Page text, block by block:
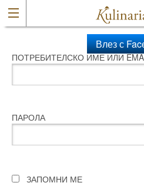
Влез с
ПОТРЕБИТЕЛСКО ИМЕ ИЛИ
ПАРОЛА
ЗАПОМНИ МЕ